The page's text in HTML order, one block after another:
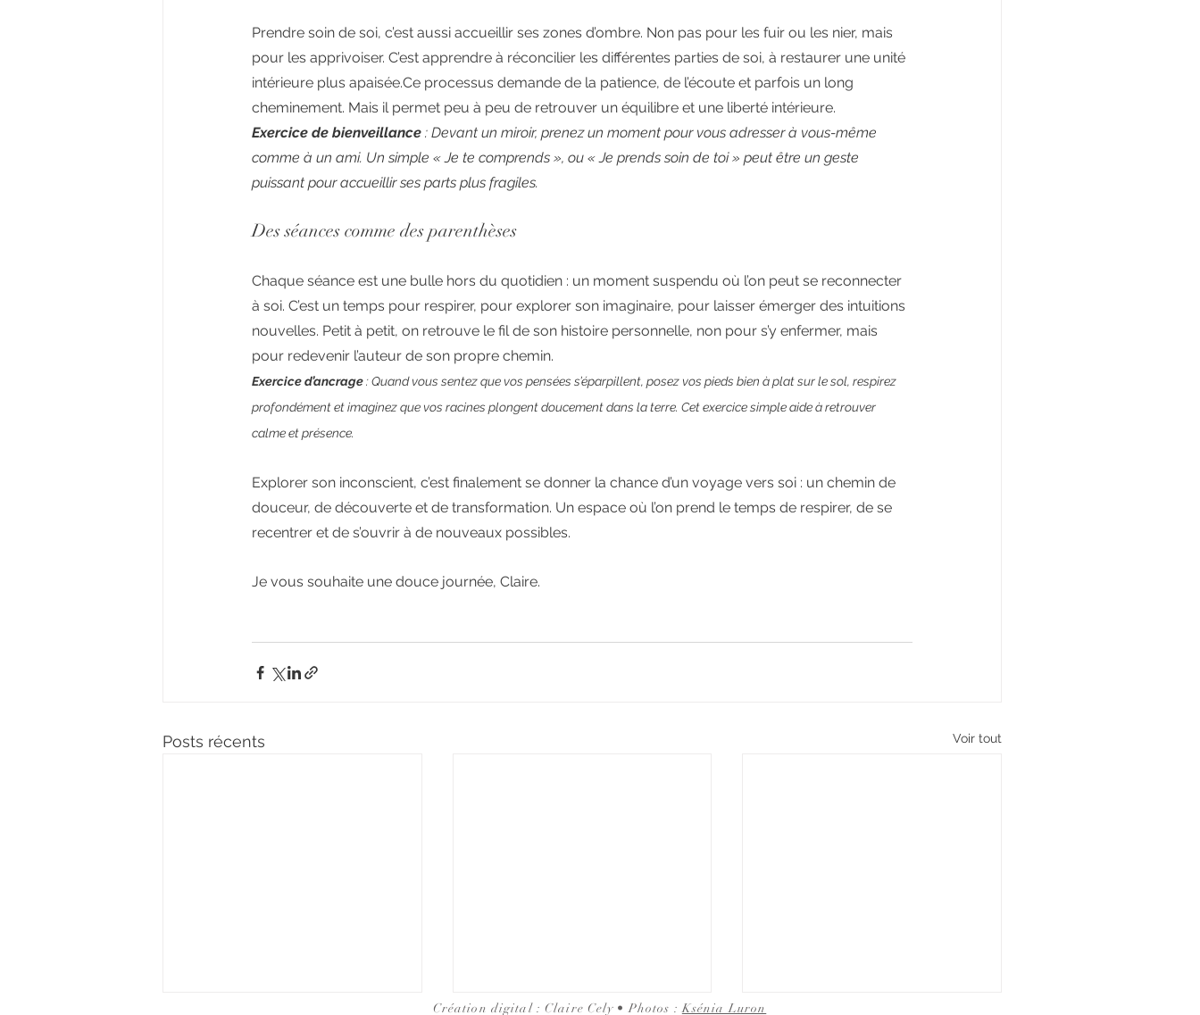
Prendre soin de soi, c’est aussi accueillir ses zones d’ombre. Non pas pour les fuir ou les nier, mais
pour les apprivoiser. C’est apprendre à réconcilier les différentes parties de soi, à restaurer une unité
intérieure plus apaisée.Ce processus demande de la patience, de l’écoute et parfois un long
cheminement. Mais il permet peu à peu de retrouver un équilibre et une liberté intérieure.
Exercice de bienveillance : Devant un miroir, prenez un moment pour vous adresser à vous-même
comme à un ami. Un simple « Je te comprends », ou « Je prends soin de toi » peut être un geste
puissant pour accueillir ses parts plus fragiles.
Des séances comme des parenthèses
Chaque séance est une bulle hors du quotidien : un moment suspendu où l’on peut se reconnecter
à soi. C’est un temps pour respirer, pour explorer son imaginaire, pour laisser émerger des intuitions
nouvelles. Petit à petit, on retrouve le fil de son histoire personnelle, non pour s’y enfermer, mais
pour redevenir l’auteur de son propre chemin.
Exercice d’ancrage : Quand vous sentez que vos pensées s’éparpillent, posez vos pieds bien à plat sur le sol, respirez
profondément et imaginez que vos racines plongent doucement dans la terre. Cet exercice simple aide à retrouver
calme et présence.
Explorer son inconscient, c’est finalement se donner la chance d’un voyage vers soi : un chemin de
douceur, de découverte et de transformation. Un espace où l’on prend le temps de respirer, de se
recentrer et de s’ouvrir à de nouveaux possibles.
Je vous souhaite une douce journée, Claire.
Posts récents Voir tout
Création digital : Claire Cely • Photos :Ksénia Luron